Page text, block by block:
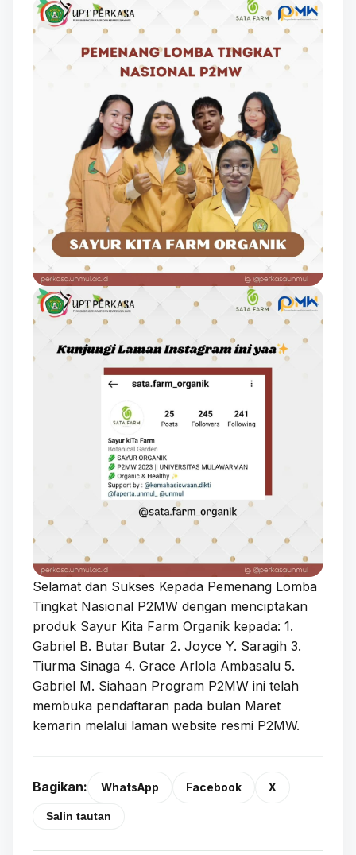
Selamat dan Sukses Kepada Pemenang Lomba
Tingkat Nasional P2MW dengan menciptakan
produk Sayur Kita Farm Organik kepada: 1.
Gabriel B. Butar Butar 2. Joyce Y. Saragih 3.
Tiurma Sinaga 4. Grace Arlola Ambasalu 5.
Gabriel M. Siahaan Program P2MW ini telah
membuka pendaftaran pada bulan Maret
kemarin melalui laman website resmi P2MW.
Bagikan: WhatsApp Facebook X
Salin tautan